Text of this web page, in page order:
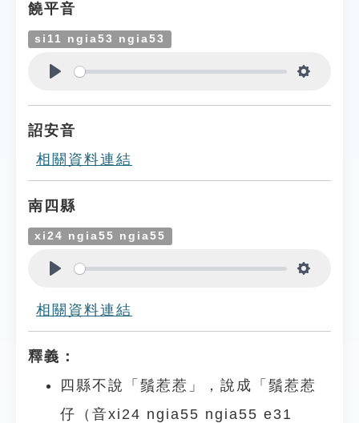
饒平音
si11 ngia53 ngia53
詔安音
相關資料連結
南四縣
xi24 ngia55 ngia55
相關資料連結
釋義：
四縣不說「鬚惹惹」，說成「鬚惹惹
仔（音xi24 ngia55 ngia55 e31